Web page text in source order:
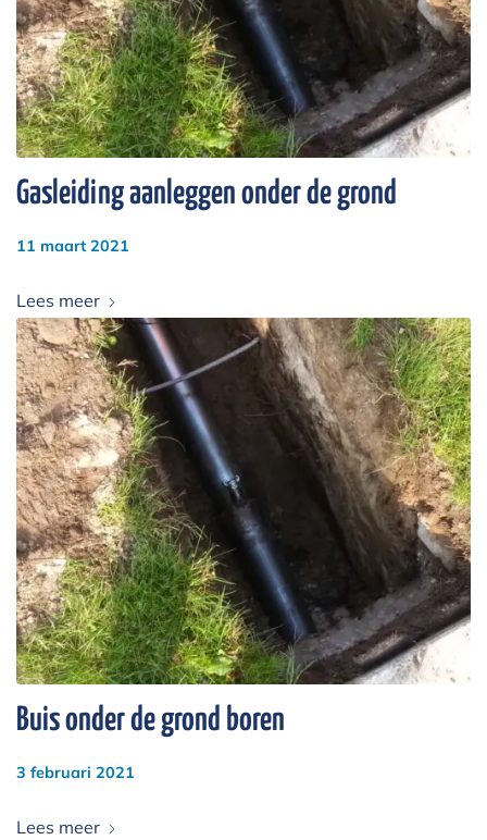
Gasleiding aanleggen onder de grond
11 maart 2021
Lees meer
Buis onder de grond boren
3 februari 2021
Lees meer